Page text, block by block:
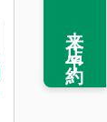
来店予約